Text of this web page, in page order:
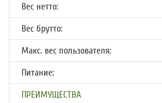
Вес нетто:
Вес брутто:
Макс. вес пользователя:
Питание:
ПРЕИМУЩЕСТВА